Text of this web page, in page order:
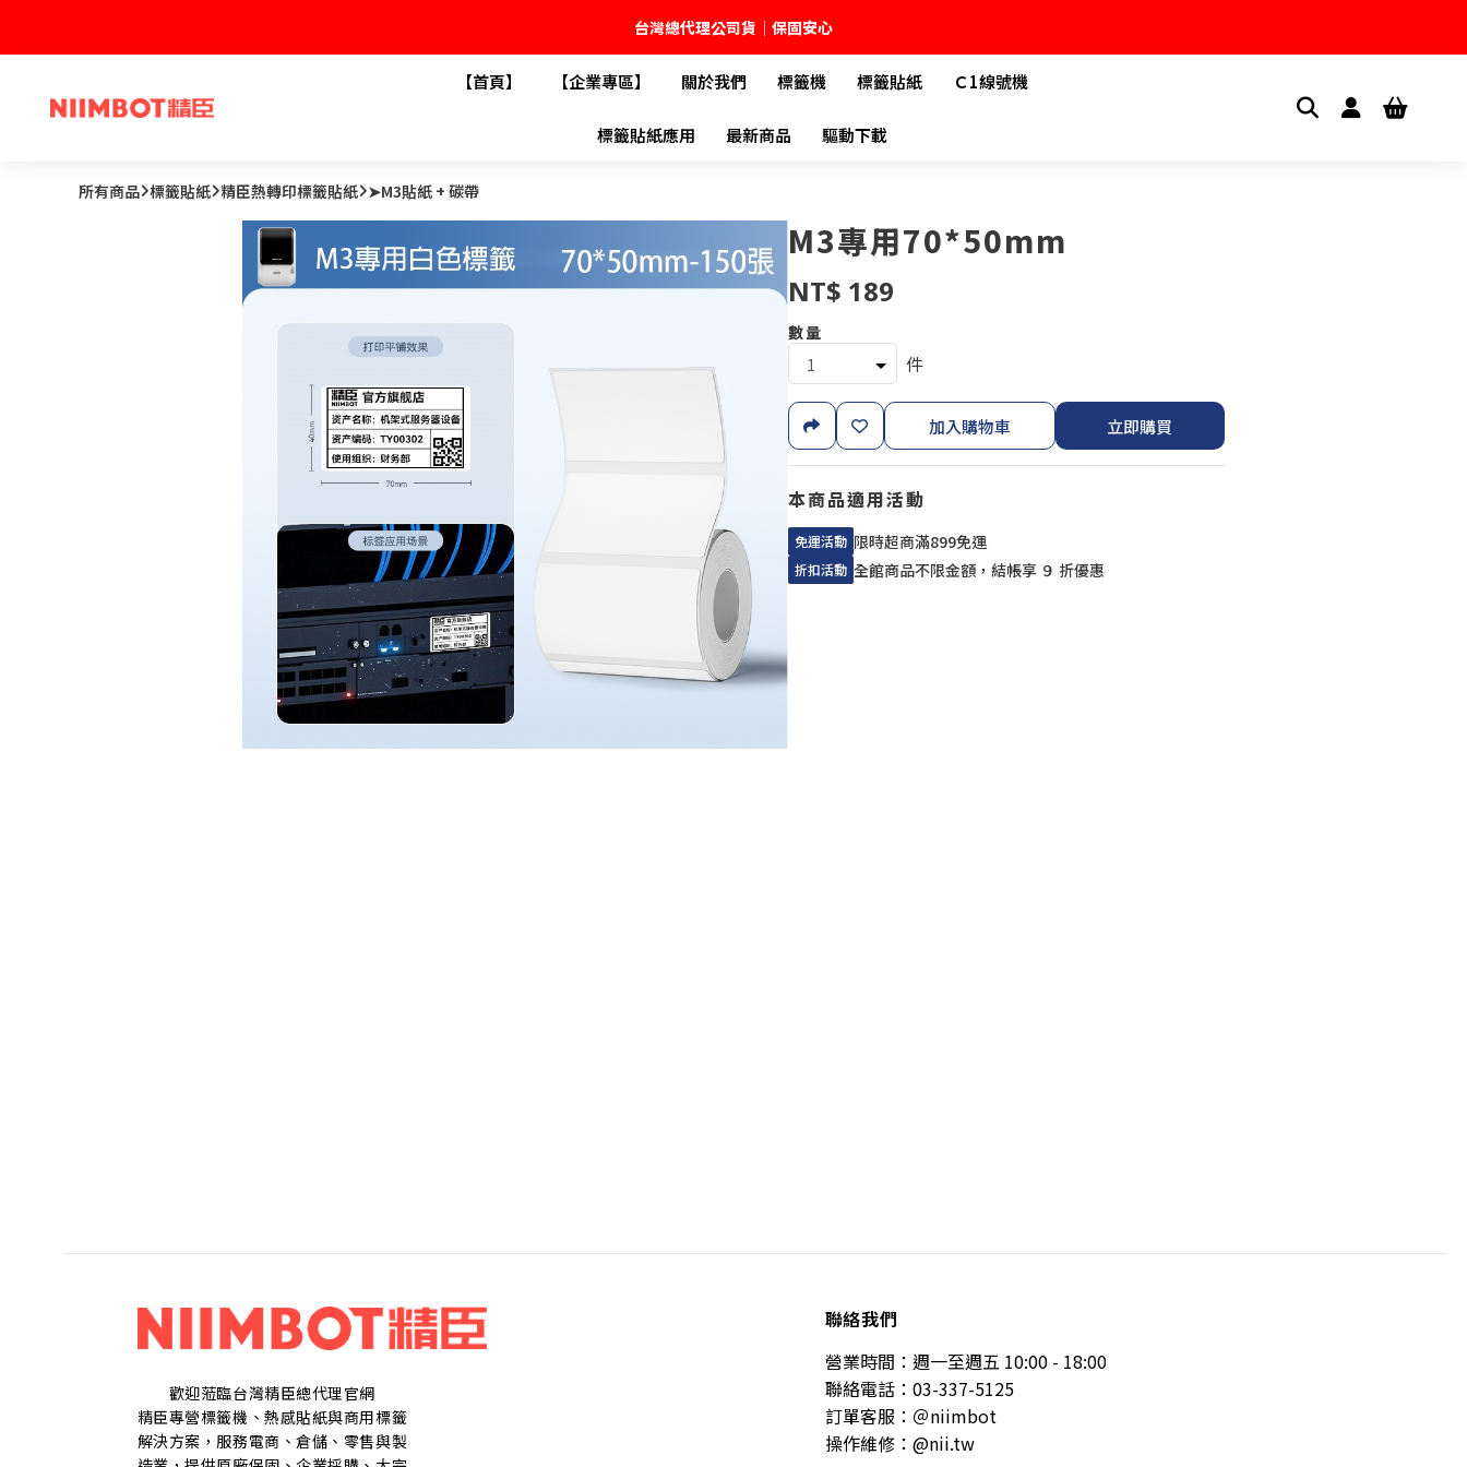
台灣總代理公司貨｜保固安心
🚚 全館現貨供應｜快速出貨不久等
💬 加入官方 LINE｜不定期領取專屬優惠
【首頁】 【企業專區】 關於我們 標籤機 標籤貼紙 Ｃ1線號機
標籤貼紙應用 最新商品 驅動下載
所有商品 標籤貼紙 精臣熱轉印標籤貼紙 ➤M3貼紙 + 碳帶
M3專用70*50mm
NT$ 189
數量
件
加入購物車 立即購買
本商品適用活動
免運活動 限時超商滿899免運
折扣活動 全館商品不限金額，結帳享 ９ 折優惠
歡迎蒞臨台灣精臣總代理官網
精臣專營標籤機、熱感貼紙與商用標籤
解決方案，服務電商、倉儲、零售與製
聯絡我們
營業時間：週一至週五 10:00 - 18:00
聯絡電話：03-337-5125
訂單客服：＠niimbot
操作維修：@nii.tw